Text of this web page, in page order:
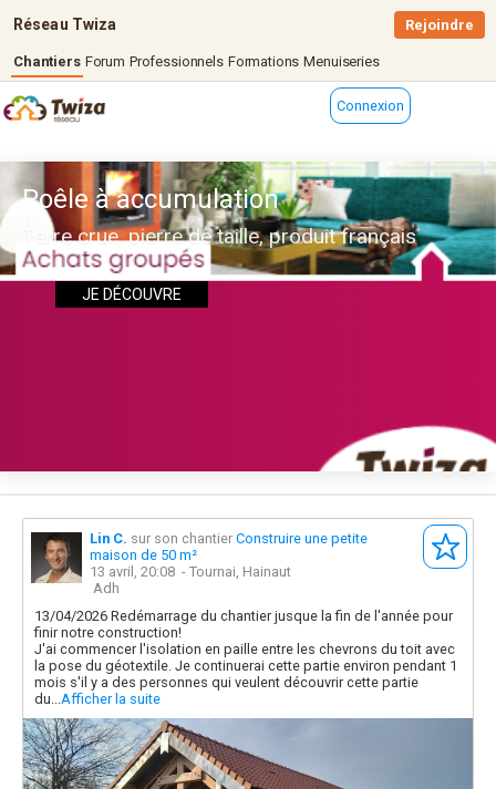
Réseau Twiza
Chantiers Forum Professionnels Formations Menuiseries
Rejoindre
Connexion
Poêle à accumulation
Terre crue, pierre de taille, produit français
JE DÉCOUVRE
Lin C. sur son chantier Construire une petite
maison de 50 m²
13 avril, 20:08 - Tournai, Hainaut
Adh
13/04/2026 Redémarrage du chantier jusque la fin de l'année pour
finir notre construction!
J'ai commencer l'isolation en paille entre les chevrons du toit avec
la pose du géotextile. Je continuerai cette partie environ pendant 1
mois s'il y a des personnes qui veulent découvrir cette partie
du...Afficher la suite